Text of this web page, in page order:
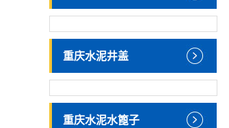
重庆水泥井盖
重庆水泥水篦子